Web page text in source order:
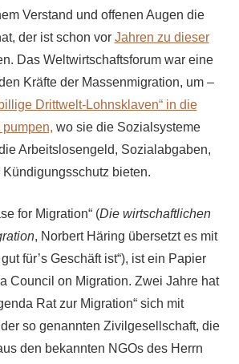
Verstand und offenen Augen die
der ist schon vor Jahren zu dieser
Das Weltwirtschaftsforum war eine
Kräfte der Massenmigration, um –
Drittwelt-Lohnsklaven“ in die
pumpen, wo sie die Sozialsysteme
Arbeitslosengeld, Sozialabgaben,
bieten.
for Migration“ (Die wirtschaftlichen
, Norbert Häring übersetzt es mit
für’s Geschäft ist“), ist ein Papier
Council on Migration. Zwei Jahre hat
Rat zur Migration“ sich mit
so genannten Zivilgesellschaft, die
den bekannten NGOs des Herrn